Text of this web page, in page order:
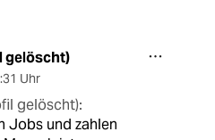
gelöscht)
Uhr
gelöscht):
Jobs und zahlen